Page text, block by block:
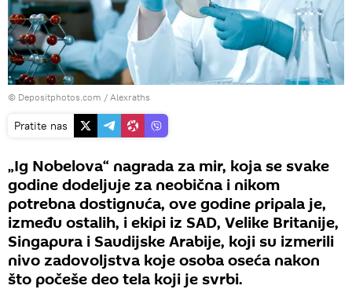
© Depositphotos.com / Alexraths
Pratite nas
„Ig Nobelova“ nagrada za mir, koja se svake
godine dodeljuje za neobična i nikom
potrebna dostignuća, ove godine pripala je,
između ostalih, i ekipi iz SAD, Velike Britanije,
Singapura i Saudijske Arabije, koji su izmerili
nivo zadovoljstva koje osoba oseća nakon
što počeše deo tela koji je svrbi.